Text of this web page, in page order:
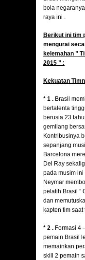
bola
raya ini .
Berikut ini tim
mengurai
kelemahan ”
2015 ” :
Kekuatan
* 1 . Brasil
bertalenta
berusia 23
gemilang
Kontribusinya
sepanjang
Barcelona
Del Ray
pada musim
Neymar
pelatih Brasil ”
dan
kapten tim
* 2 . Formasi 4
pemain Brasil
memainkan
skill 2 pemain